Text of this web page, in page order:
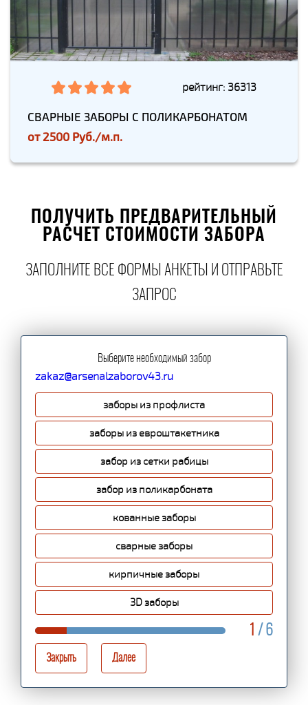
рейтинг: 36313
СВАРНЫЕ ЗАБОРЫ С ПОЛИКАРБОНАТОМ
от2500 Руб./м.п.
ПОЛУЧИТЬ ПРЕДВАРИТЕЛЬНЫЙ
РАСЧЕТ СТОИМОСТИ ЗАБОРА
ЗАПОЛНИТЕ ВСЕ ФОРМЫ АНКЕТЫ И ОТПРАВЬТЕ
ЗАПРОС
Выберите необходимый забор
zakaz@arsenalzaborov43.ru
заборы из профлиста
заборы из евроштакетника
забор из сетки рабицы
забор из поликарбоната
кованные заборы
сварные заборы
кирпичные заборы
3D заборы
1 / 6
Закрыть Далее